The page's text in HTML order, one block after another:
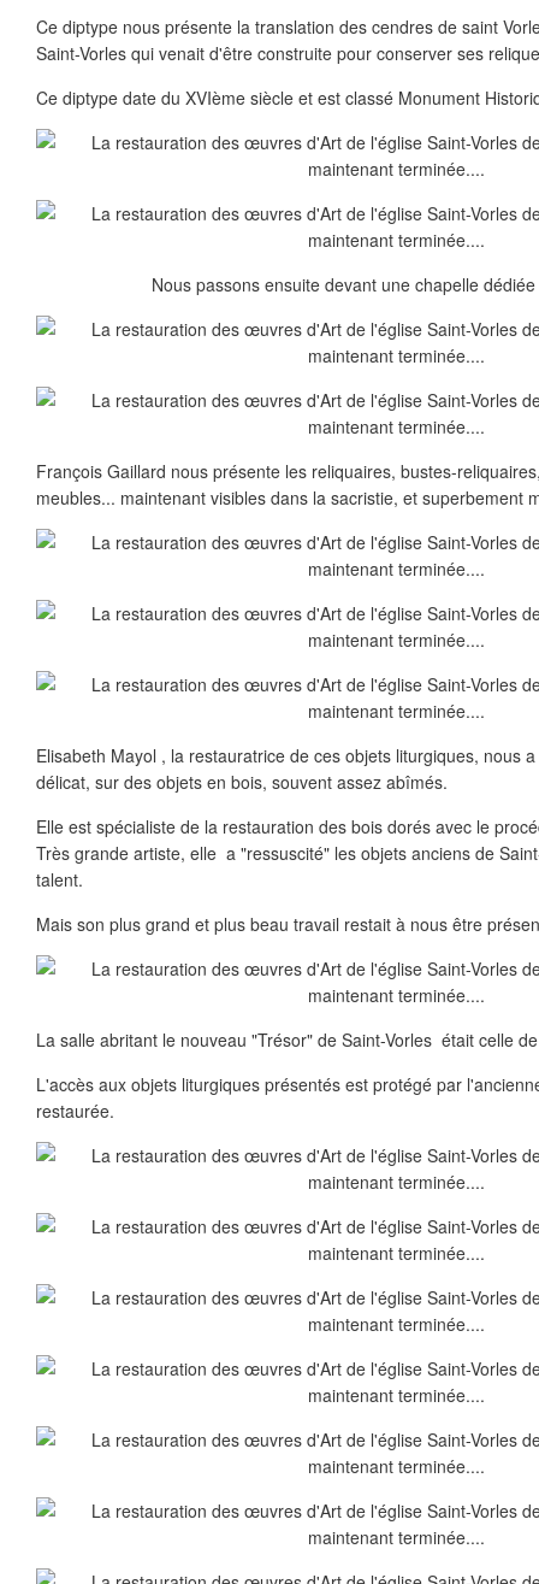
Ce diptype nous présente la translation des cendres de saint
Saint-Vorles qui venait d'être construite pour conserver ses
Ce diptype date du XVIème siècle et est classé Monument
Nous passons ensuite devant une chapelle
François Gaillard nous présente les reliquaires, bustes-
meubles... maintenant visibles dans la sacristie, et superbement
Elisabeth Mayol , la restauratrice de ces objets liturgiques, nous
délicat, sur des objets en bois, souvent assez abîmés.
Elle est spécialiste de la restauration des bois dorés avec le
Très grande artiste, elle a "ressuscité" les objets anciens de
talent.
Mais son plus grand et plus beau travail restait à nous être
La salle abritant le nouveau "Trésor" de Saint-Vorles était celle
L'accès aux objets liturgiques présentés est protégé par
restaurée.